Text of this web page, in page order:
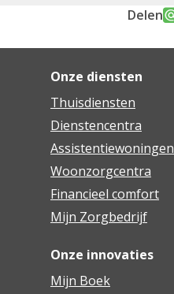
Delen
Onze diensten
Thuisdiensten
Dienstencentra
Assistentiewoningen
Woonzorgcentra
Financieel comfort
Mijn Zorgbedrijf
Onze innovaties
Mijn Boek